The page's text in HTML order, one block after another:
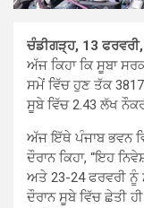
ਚੰਡੀਗੜ੍ਹ, 13
ਅੱਜ ਕਿਹਾ ਕਿ ਸੂਬਾ
ਸਮੇਂ ਵਿੱਚ ਹੁਣ ਤੱਕ
ਸੂਬੇ ਵਿੱਚ 2.43 ਲੱਖ
ਅੱਜ ਇੱਥੇ ਪੰਜਾਬ ਭਵਨ
ਦੌਰਾਨ ਕਿਹਾ, “ਇਹ
ਅਤੇ 23-24 ਫਰਵਰੀ ਨੂੰ
ਦੌਰਾਨ ਸੂਬੇ ਵਿੱਚ ਛੇਤੀ